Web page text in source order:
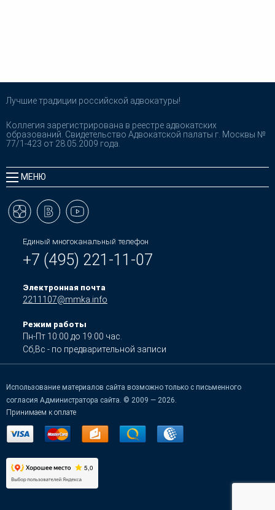
Лучшие традиции российской адвокатуры!
Коллегия зарегистрирована в реестре адвокатских
образований. Свидетельство Адвокатской палаты г. Москвы №
77/1-423 от 28.05.2009 года.
МЕНЮ
Единый многоканальный телефон
+7 (495) 221-11-07
Электронная почта
2211107@mmka.info
Режим работы
Пн-Пт 10:00 до 19:00 час.
Сб,Вс - по предварительной записи
Использование материалов сайта возможно только с письменного
согласия Администратора сайта. © 2009 — 2026.
Принимаем к оплате